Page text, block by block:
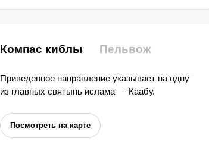
Компас киблы Пельвож
Приведенное направление указывает на одну
из главных святынь ислама — Каабу.
Посмотреть на карте